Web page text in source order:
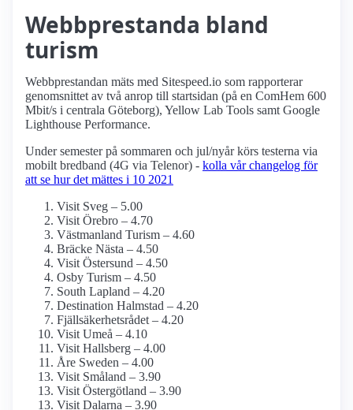
Webbprestanda bland
turism
Webbprestandan mäts med Sitespeed.io som rapporterar
genomsnittet av två anrop till startsidan (på en ComHem 600
Mbit/s i centrala Göteborg), Yellow Lab Tools samt Google
Lighthouse Performance.
Under semester på sommaren och jul/nyår körs testerna via
mobilt bredband (4G via Telenor) - kolla vår changelog för
att se hur det mättes i 10 2021
Visit Sveg – 5.00
Visit Örebro – 4.70
Västmanland Turism – 4.60
Bräcke Nästa – 4.50
Visit Östersund – 4.50
Osby Turism – 4.50
South Lapland – 4.20
Destination Halmstad – 4.20
Fjällsäkerhetsrådet – 4.20
Visit Umeå – 4.10
Visit Hallsberg – 4.00
Åre Sweden – 4.00
Visit Småland – 3.90
Visit Östergötland – 3.90
Visit Dalarna – 3.90